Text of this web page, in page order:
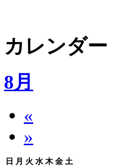
カレンダー
8月
«
»
日 月 火 水 木 金 土